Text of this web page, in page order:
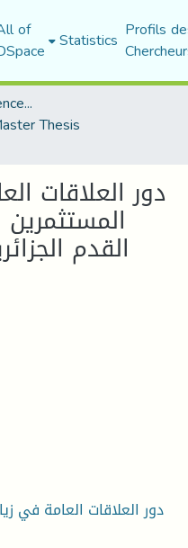
of Statistics Profils
Institute of Sports Sciences and Techniques
Thesis
دور العلاقات
القدم
دور العلاقات العامة في